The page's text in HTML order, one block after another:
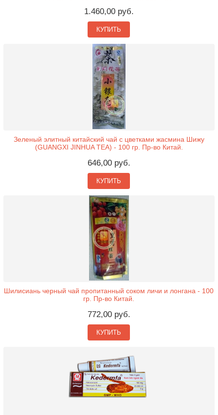
1.460,00 руб.
КУПИТЬ
Зеленый элитный китайский чай с цветками жасмина Шижу
(GUANGXI JINHUA TEA) - 100 гр. Пр-во Китай.
646,00 руб.
КУПИТЬ
Шилисиань черный чай пропитанный соком личи и лонгана - 100
гр. Пр-во Китай.
772,00 руб.
КУПИТЬ